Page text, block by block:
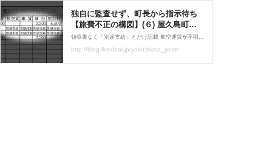
独自に監査せず、町長から指示待ち
【旅費不正の構図】(６) 屋久島町出
張旅費不正問題 : 屋久島ポスト 鹿
児島ポスト・ニュース
領収書なく「別途支給」とだけ記載 航空運賃が不明なまま旅費精算 (この連載は随時掲載します) 鹿児島県屋久島町の幹部らによる一連の出張旅費不正問題をめぐり、今月から始まった監査に合わせて、その実態を解明する連載「旅費不正の構図」。6回目は、前回に引き続き、
http://blog.livedoor.jp/yakushima_post/